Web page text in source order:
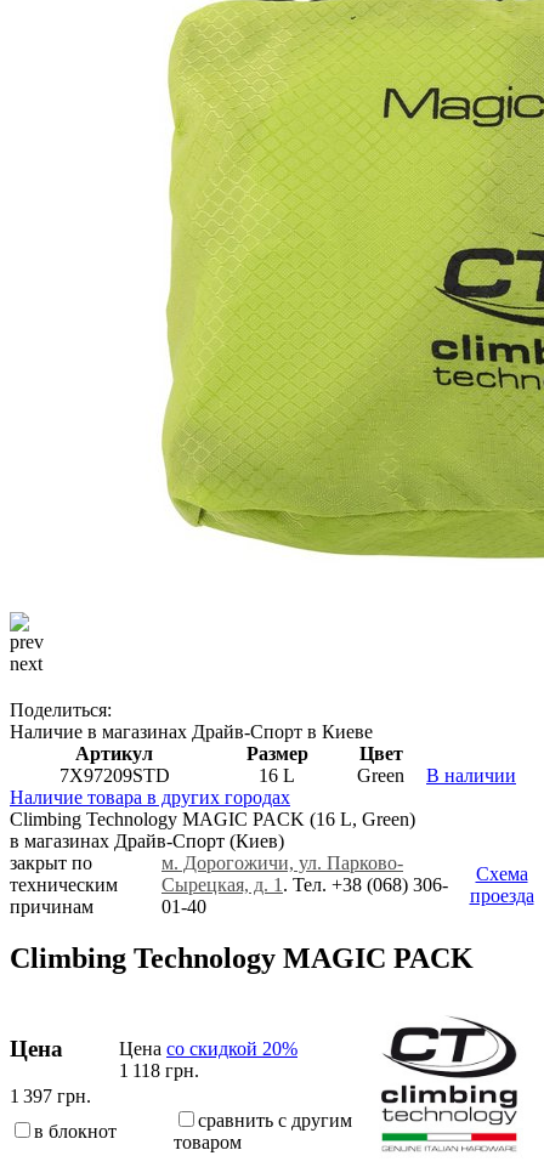
prev
next
Поделиться:
Наличие в магазинах Драйв-Спорт в Киеве
Артикул
Размер
Цвет
7X97209STD
16 L Green
В наличии
Наличие товара в других городах
Climbing Technology MAGIC PACK (16 L, Green)
в магазинах Драйв-Спорт (Киев)
закрыт по
техническим
причинам
м. Дорогожичи, ул. Парково-
Сырецкая, д. 1 . Тел. +38 (068) 306-
01-40
Схема
проезда
Climbing Technology MAGIC PACK
Цена
1 397 грн.
Цена со скидкой 20%
1 118 грн.
в блокнот
сравнить с другим
товаром